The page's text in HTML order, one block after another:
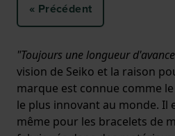
« Précédent
"Toujours une longueur
vision de Seiko et la raison
marque est connue comme
le plus innovant au monde. Il
même pour les bracelets de